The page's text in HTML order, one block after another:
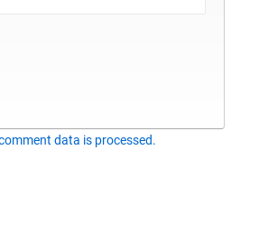
data is processed.